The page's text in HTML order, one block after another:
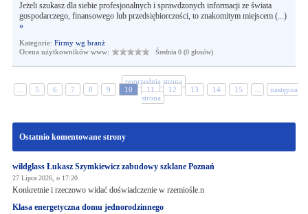
Jeżeli szukasz dla siebie profesjonalnych i sprawdzonych informacji ze świata
gospodarczego, finansowego lub przedsiębiorczości, to znakomitym miejscem (...)
»
Kategorie: Firmy wg branż
Ocena użytkowników www:
Średnia 0 (0 głosów)
poprzednia strona
5 6 7 8 9 10 11 12 13 14 15
następna
strona
Ostatnio komentowane strony
wildglass Łukasz Szymkiewicz zabudowy szklane Poznań
27 Lipca 2026, o 17:20
Konkretnie i rzeczowo widać doświadczenie w rzemiośle.n
Klasa energetyczna domu jednorodzinnego